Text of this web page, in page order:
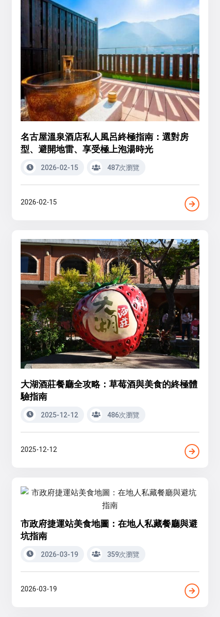
名古屋溫泉酒店私人風呂終極指南：選對房
型、避開地雷、享受極上泡湯時光
2026-02-15 487次瀏覽
2026-02-15
大湖酒莊餐廳全攻略：草莓酒與美食的終極體
驗指南
2025-12-12 486次瀏覽
2025-12-12
市政府捷運站美食地圖：在地人私藏餐廳與避
坑指南
2026-03-19 359次瀏覽
2026-03-19